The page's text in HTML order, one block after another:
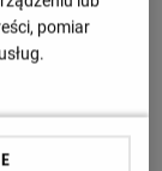
pomiar
usług.